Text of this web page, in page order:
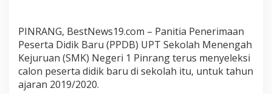
f
t
a
d
i
PINRANG, BestNews19.com – Panitia Penerimaan
Peserta Didik Baru (PPDB) UPT Sekolah Menengah
Kejuruan (SMK) Negeri 1 Pinrang terus menyeleksi
calon peserta didik baru di sekolah itu, untuk tahun
ajaran 2019/2020.